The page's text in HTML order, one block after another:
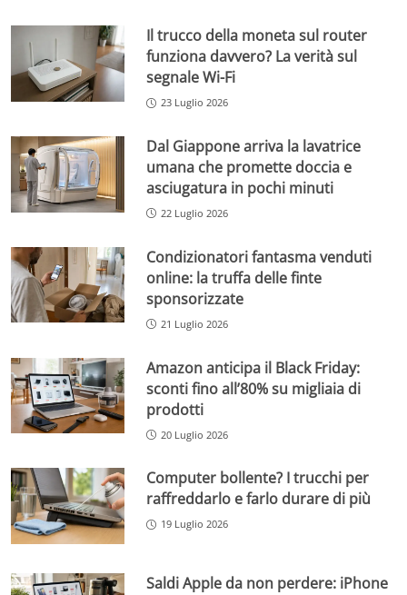
Il trucco della moneta sul router
funziona davvero? La verità sul
segnale Wi-Fi
23 Luglio 2026
Dal Giappone arriva la lavatrice
umana che promette doccia e
asciugatura in pochi minuti
22 Luglio 2026
Condizionatori fantasma venduti
online: la truffa delle finte
sponsorizzate
21 Luglio 2026
Amazon anticipa il Black Friday:
sconti fino all’80% su migliaia di
prodotti
20 Luglio 2026
Computer bollente? I trucchi per
raffreddarlo e farlo durare di più
19 Luglio 2026
Saldi Apple da non perdere: iPhone